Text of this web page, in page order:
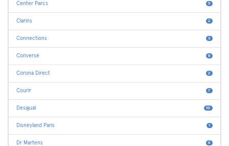
Center Parcs 5
Clarins 2
Connections 3
Converse 8
Corona Direct 2
Courir 7
Desigual 10
Disneyland Paris 1
Dr Martens 6